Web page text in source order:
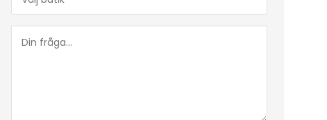
(Obligatoriskt)
fråga...